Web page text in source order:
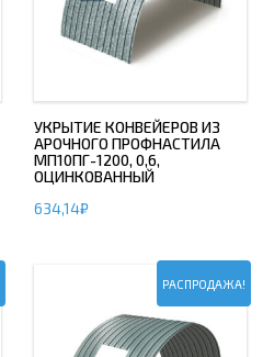
УКРЫТИЕ КОНВЕЙЕРОВ ИЗ
АРОЧНОГО ПРОФНАСТИЛА
МП10ПГ-1200, 0,6,
ОЦИНКОВАННЫЙ
634,14₽
РАСПРОДАЖА!